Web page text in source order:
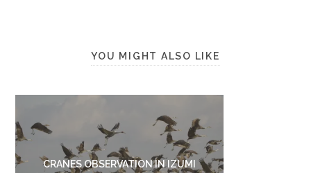
YOU MIGHT ALSO LIKE
CRANES OBSERVATION IN IZUMI